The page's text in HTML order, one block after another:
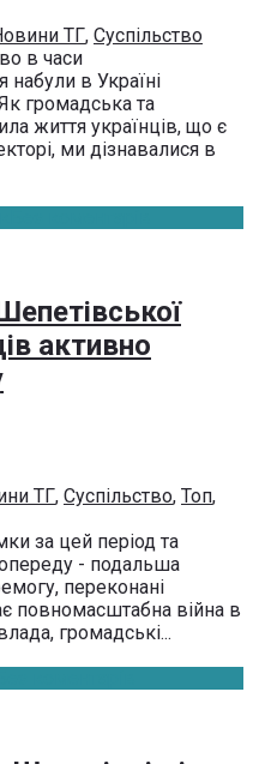
ТГ, Суспільство
в часи
в Україні
громадська та
життя українців, що є
ми дізнавалися в
активно
ТГ, Суспільство, Топ,
за цей період та
- подальша
переконані
повномасштабна війна в
громадські...